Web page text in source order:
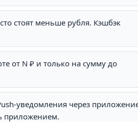
стоят меньше рубля. Кэшбэк
от N ₽ и только на сумму до
уведомления через
приложением.